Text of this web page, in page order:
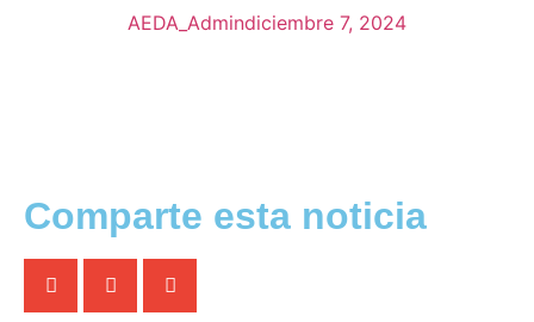
AEDA_Admindiciembre 7, 2024
Comparte esta noticia